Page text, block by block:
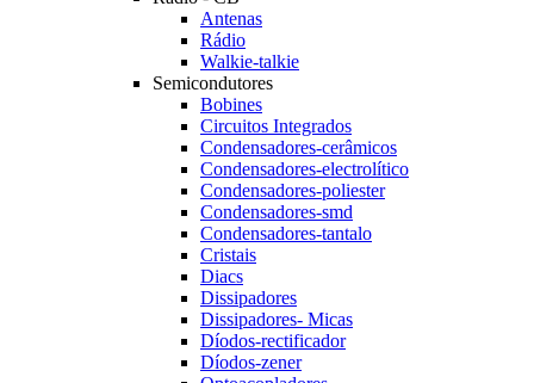
Antenas
Rádio
Walkie-talkie
Semicondutores
Bobines
Circuitos Integrados
Condensadores-cerâmicos
Condensadores-electrolítico
Condensadores-poliester
Condensadores-smd
Condensadores-tantalo
Cristais
Diacs
Dissipadores
Dissipadores- Micas
Díodos-rectificador
Díodos-zener